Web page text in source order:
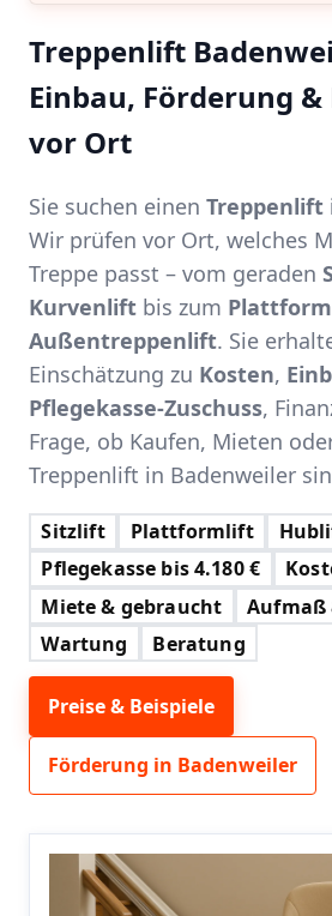
Treppenlift
Einbau, Förderung
vor Ort
Sie suchen einen Treppenlift
Wir prüfen vor Ort, welches
Treppe passt – vom geraden
Kurvenlift bis zum
Außentreppenlift. Sie
Einschätzung zu Kosten,
Pflegekasse-Zuschuss,
Frage, ob Kaufen, Mieten
Treppenlift in Badenweiler
Sitzlift Plattformlift
Pflegekasse bis 4.180 €
Miete & gebraucht
Aufmaß
Wartung
Beratung
Preise & Beispiele
Förderung in Badenweiler